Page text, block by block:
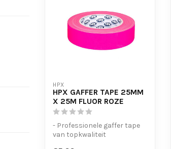
HPX
HPX GAFFER TAPE 25MM
X 25M FLUOR ROZE
- Professionele gaffer tape
van topkwaliteit